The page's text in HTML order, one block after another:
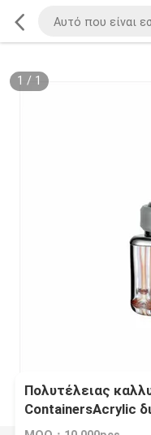
1 / 1
Πολυτέλειας
ContainersAcrylic
πλαστικό